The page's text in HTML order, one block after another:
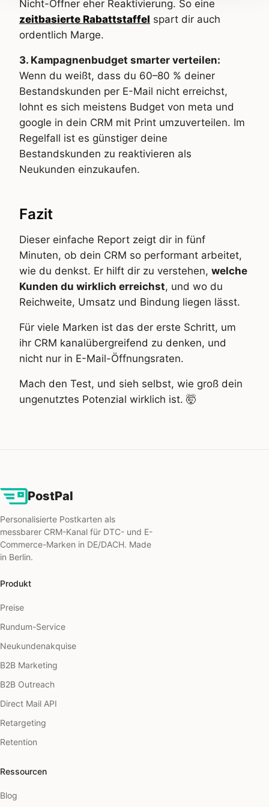
Nicht-Öffner eher Reaktivierung. So eine
zeitbasierte Rabattstaffel spart dir auch
ordentlich Marge.
3. Kampagnenbudget smarter verteilen:
Wenn du weißt, dass du 60–80 % deiner
Bestandskunden per E-Mail nicht erreichst,
lohnt es sich meistens Budget von meta und
google in dein CRM mit Print umzuverteilen. Im
Regelfall ist es günstiger deine
Bestandskunden zu reaktivieren als
Neukunden einzukaufen.
Fazit
Dieser einfache Report zeigt dir in fünf
Minuten, ob dein CRM so performant arbeitet,
wie du denkst. Er hilft dir zu verstehen, welche
Kunden du wirklich erreichst, und wo du
Reichweite, Umsatz und Bindung liegen lässt.
Für viele Marken ist das der erste Schritt, um
ihr CRM kanalübergreifend zu denken, und
nicht nur in E-Mail-Öffnungsraten.
Mach den Test, und sieh selbst, wie groß dein
ungenutztes Potenzial wirklich ist. 🤯
PostPal
Personalisierte Postkarten als
messbarer CRM-Kanal für DTC- und E-
Commerce-Marken in DE/DACH. Made
in Berlin.
Produkt
Preise
Rundum-Service
Neukundenakquise
B2B Marketing
B2B Outreach
Direct Mail API
Retargeting
Retention
Ressourcen
Blog